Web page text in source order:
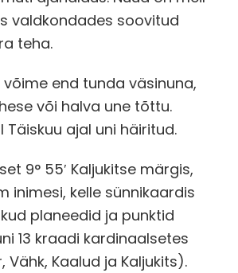
valdkondades soovitud
teha.
end tunda väsinuna,
või halva une tõttu.
Täiskuu ajal uni häiritud.
9° 55′ Kaljukitse märgis,
inimesi, kelle sünnikaardis
planeedid ja punktid
13 kraadi kardinaalsetes
Kaalud ja Kaljukits).